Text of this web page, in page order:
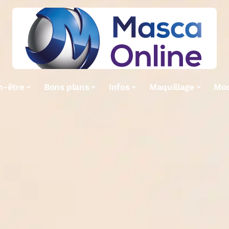
être Bons plans Infos Maquillage